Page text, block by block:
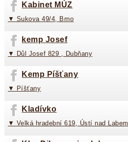
Kabinet MÚZ
▼ Sukova 49/4, Brno
kemp Josef
▼ Důl Josef 829 , Dubňany
Kemp Píšťany
▼ Píšťany
Kladívko
▼ Velká hradební 619, Ústí nad Labem